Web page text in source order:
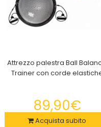
Lavavetri Magnetico,
e Vetrine, per
Attrezzo palestra Ball
Trainer con corde
89,90€
Acquista subito